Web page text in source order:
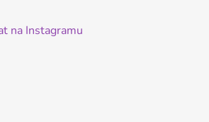
na Instagramu